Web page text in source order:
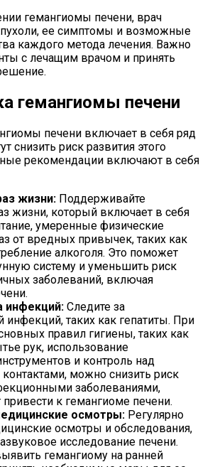
гемангиомы печени, врач
ее симптомы и возможные
каждого метода лечения. Важно
с лечащим врачом и принять
гемангиомы печени
печени включает в себя ряд
снизить риск развития этого
рекомендации включают в себя
жизни: Поддерживайте
жизни, который включает в себя
умеренные физические
от вредных привычек, таких как
алкоголя. Это поможет
систему и уменьшить риск
заболеваний, включая
инфекций: Следите за
инфекций, таких как гепатиты. При
правил гигиены, таких как
рук, использование
и контроль над
можно снизить риск
заболеваниями,
к гемангиоме печени.
осмотры: Регулярно
осмотры и обследования,
исследование печени.
гемангиому на ранней